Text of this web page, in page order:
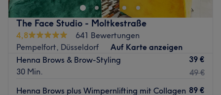
The Face Studio - Moltkestraße
4,8
641 Bewertungen
Pempelfort, Düsseldorf
Auf Karte anzeigen
Henna Brows & Brow-Styling
30 Min.
39 €
49 €
Henna Brows plus Wimpernlifting mit Collagen 89 €